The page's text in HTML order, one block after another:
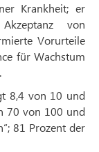
Krankheit; er
von
Vorurteile
für Wachstum
8,4 von 10 und
70 von 100 und
81 Prozent der